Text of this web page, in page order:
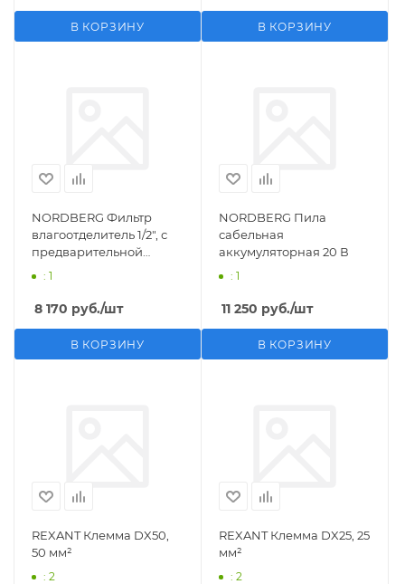
В КОРЗИНУ В КОРЗИНУ
NORDBERG Фильтр
влагоотделитель 1/2", с
предварительной
фильтрацией
: 1
8 170 руб./шт
В КОРЗИНУ
NORDBERG Пила
сабельная
аккумуляторная 20 В
: 1
11 250 руб./шт
В КОРЗИНУ
REXANT Клемма DX50,
50 мм²
: 2
REXANT Клемма DX25, 25
мм²
: 2